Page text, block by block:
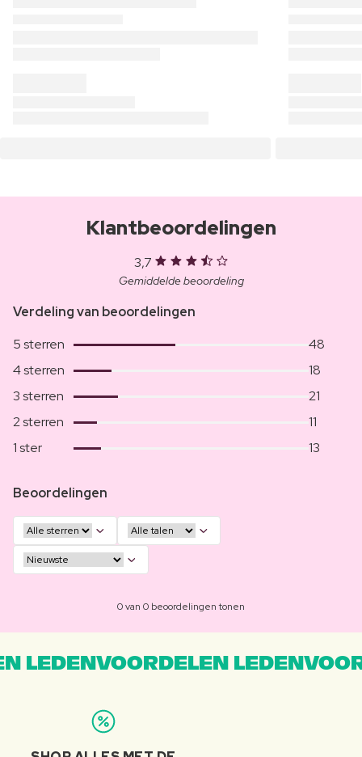
Klantbeoordelingen
3,7
Gemiddelde beoordeling
Verdeling van beoordelingen
5 sterren
48
4 sterren
18
3 sterren
21
2 sterren
11
1 ster
13
Beoordelingen
0 van 0 beoordelingen tonen
LEDENVOORDELEN